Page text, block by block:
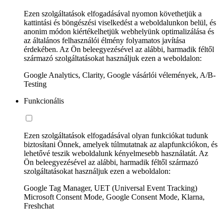
Ezen szolgáltatások elfogadásával nyomon követhetjük a
kattintási és böngészési viselkedést a weboldalunkon belül, és
anonim módon kiértékelhetjük webhelyünk optimalizálása és
az általános felhasználói élmény folyamatos javítása
érdekében. Az Ön beleegyezésével az alábbi, harmadik féltől
származó szolgáltatásokat használjuk ezen a weboldalon:
Google Analytics, Clarity, Google vásárlói vélemények, A/B-
Testing
Funkcionális
Ezen szolgáltatások elfogadásával olyan funkciókat tudunk
biztosítani Önnek, amelyek túlmutatnak az alapfunkciókon, és
lehetővé teszik weboldalunk kényelmesebb használatát. Az
Ön beleegyezésével az alábbi, harmadik féltől származó
szolgáltatásokat használjuk ezen a weboldalon:
Google Tag Manager, UET (Universal Event Tracking)
Microsoft Consent Mode, Google Consent Mode, Klarna,
Freshchat